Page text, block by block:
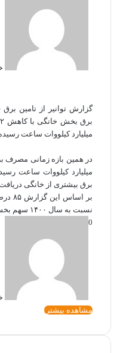
گزارش توانیر از تامین
میلیارد کیلووات ساعت
میلیارد کیلووات ساعت
برق بیشتری از خانگی
نسبت به سال ۱۴۰۰ سهم بخش صنعتی کشور شده است.
0
مشاهده بیشتر